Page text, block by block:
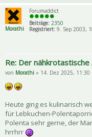
Morathi
Forumaddict
Beiträge: 2350
Registriert: 9. Sep 2003,
Re: Der
von Morathi » 14. Dez 2025, 11:30
Heute ging es kulinarisch
für Lebkuchen-
Polenta sehr gerne, der
hrrhrr